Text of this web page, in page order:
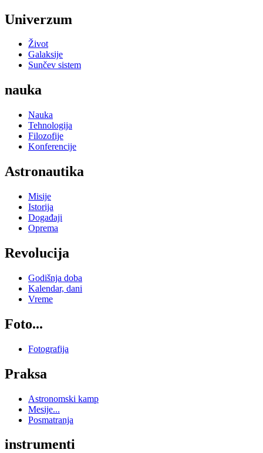
Univerzum
Život
Galaksije
Sunčev sistem
nauka
Nauka
Tehnologija
Filozofije
Konferencije
Astronautika
Misije
Istorija
Događaji
Oprema
Revolucija
Godišnja doba
Kalendar, dani
Vreme
Foto...
Fotografija
Praksa
Astronomski kamp
Mesije...
Posmatranja
instrumenti